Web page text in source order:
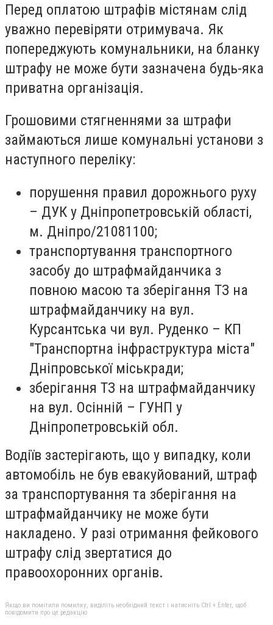
Перед оплатою штрафів містянам слід
уважно перевіряти отримувача. Як
попереджують комунальники, на бланку
штрафу не може бути зазначена будь-яка
приватна організація.
Грошовими стягненнями за штрафи
займаються лише комунальні установи з
наступного переліку:
порушення правил дорожнього руху
– ДУК у Дніпропетровській області,
м. Дніпро/21081100;
транспортування транспортного
засобу до штрафмайданчика з
повною масою та зберігання ТЗ на
штрафмайданчику на вул.
Курсантська чи вул. Руденко – КП
"Транспортна інфраструктура міста"
Дніпровської міськради;
зберігання ТЗ на штрафмайданчику
на вул. Осінній – ГУНП у
Дніпропетровській обл.
Водіїв застерігають, що у випадку, коли
автомобіль не був евакуйований, штраф
за транспортування та зберігання на
штрафмайданчику не може бути
накладено. У разі отримання фейкового
штрафу слід звертатися до
правоохоронних органів.
Якщо ви помітили помилку, виділіть необхідний текст і натисніть Ctrl + Enter, щоб
повідомити про це редакцію